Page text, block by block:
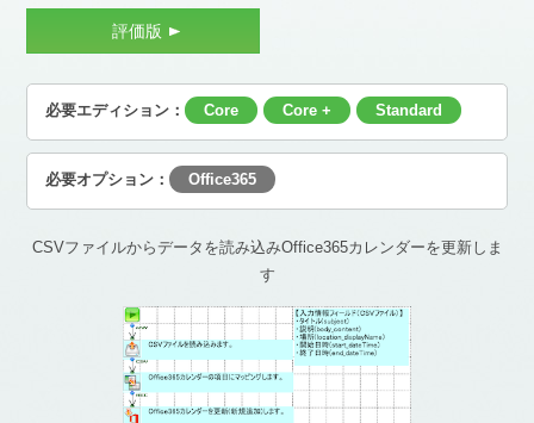
評価版
必要エディション： Core Core + Standard
必要オプション： Office365
CSVファイルからデータを読み込みOffice365カレンダーを更新しま
す